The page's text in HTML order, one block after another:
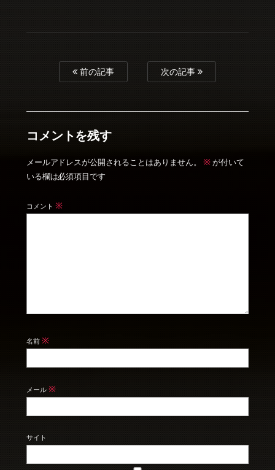
前の記事 次の記事
コメントを残す
メールアドレスが公開されることはありません。 ※ が付いて
いる欄は必須項目です
コメント ※
名前 ※
メール ※
サイト